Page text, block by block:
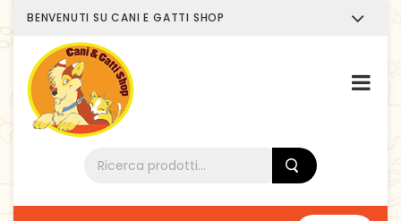
BENVENUTI SU CANI E GATTI SHOP